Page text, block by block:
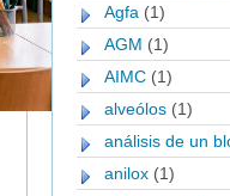
Agfa (1)
AGM (1)
AIMC (1)
alveólos (1)
análisis de un
anilox (1)